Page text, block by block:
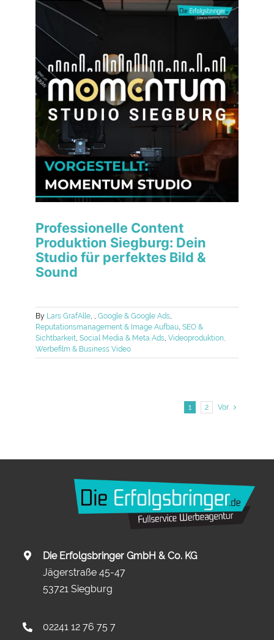
Professionelle Content
Produktion Siegburg: Dein
Studio für perfektes Bild &
Sound
By Lars GrafAlle, ,Google & Google Ads,
Reputationsmanagement & Image Aufbau,SEO &
Sichtbarkeit,Social Media & Meta Ads,Videoproduktion,
Werbefilm & Business Video
1 2 Vor
Die Erfolgsbringer GmbH & Co. KG
Jägerstraße 45-47
53721 Siegburg
02241 12 76 75 7